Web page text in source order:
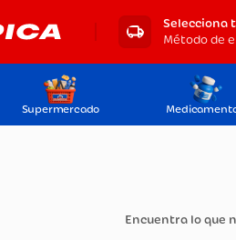
Selecciona
Método de
Supermercado
Encuentra lo que